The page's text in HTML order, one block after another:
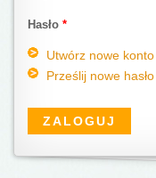
Hasło *
Utwórz nowe konto
Prześlij nowe hasło